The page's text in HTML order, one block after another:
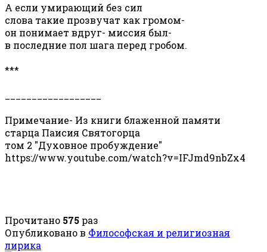
А если умирающий без сил
слова такие прозвучат как громом-
он понимает вдруг- миссия был-
в последние пол шага перед гробом.
***
Примечание- Из книги блаженной памяти
старца Паисия Святогорца
том 2 "Духовное пробуждение"
https://www.youtube.com/watch?v=IFJmd9nbZx4
Прочитано 575 раз
Опубликовано в Философская и религиозная
лирика